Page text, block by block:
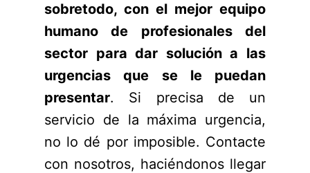
sobretodo, con el mejor equipo
humano de profesionales del
sector para dar solución a las
urgencias que se le puedan
presentar. Si precisa de un
servicio de la máxima urgencia,
no lo dé por imposible. Contacte
con nosotros, haciéndonos llegar